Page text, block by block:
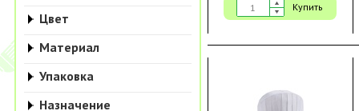
Цвет
Материал
Упаковка
Назначение
Купить